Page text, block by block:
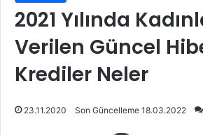
2021 Yılında
Verilen Güncel
Krediler Neler
23.11.2020 Son Güncelleme 18.03.2022